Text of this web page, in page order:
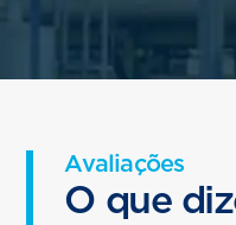
Avaliações
O que